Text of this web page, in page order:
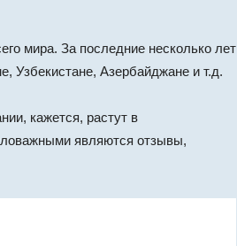
мира. За последние несколько лет
Узбекистане, Азербайджане и т.д.
кажется, растут в
являются отзывы,